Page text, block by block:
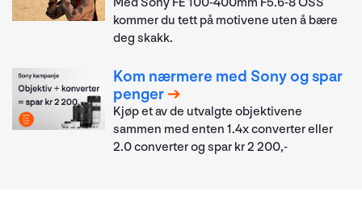
kommer du tett på motivene uten å bære
deg skakk.
Kom nærmere med Sony og spar
penger
Kjøp et av de utvalgte objektivene
sammen med enten 1.4x converter eller
2.0 converter og spar kr 2 200,-